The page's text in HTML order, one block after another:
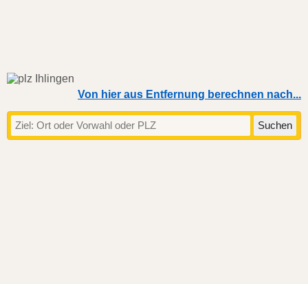
Von hier aus Entfernung berechnen nach...